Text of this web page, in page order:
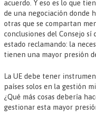
acuerdo. Y eso es lo que
de una negociación donde
otras que se compartan
conclusiones del Consejo sí
estado reclamando: la
tienen una mayor presión
La UE debe tener
países solos en la gestión
¿Qué más cosas debería
gestionar esta mayor